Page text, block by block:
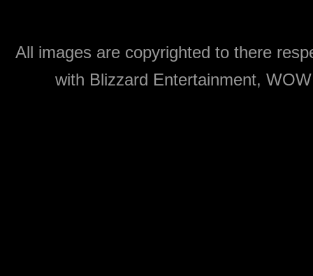
All images are copyrighted to there
with Blizzard Entertainment,